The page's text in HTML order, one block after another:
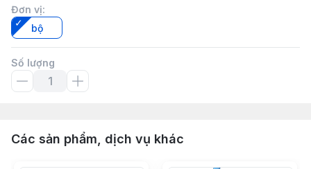
Đơn vị:
bộ
Số lượng
Các sản phẩm, dịch vụ khác